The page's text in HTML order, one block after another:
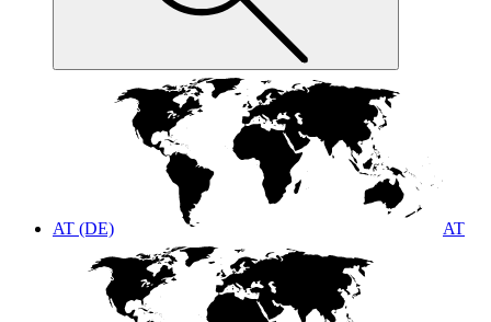
AT (DE) AT